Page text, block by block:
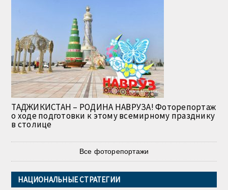
ТАДЖИКИСТАН – РОДИНА НАВРУЗА! Фоторепортаж
о ходе подготовки к этому всемирному празднику
в столице
Все фоторепортажи
НАЦИОНАЛЬНЫЕ СТРАТЕГИИ